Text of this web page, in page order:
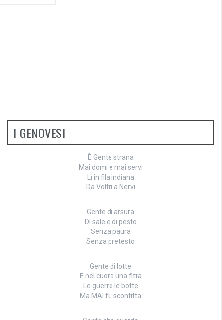
I GENOVESI
È Gente strana
Mai domi e mai servi
Lì in fila indiana
Da Voltri a Nervi
Gente di arsura
Di sale e di pesto
Senza paura
Senza pretesto
Gente di lotte
E nel cuore una fitta
Le guerre le botte
Ma MAI fu sconfitta